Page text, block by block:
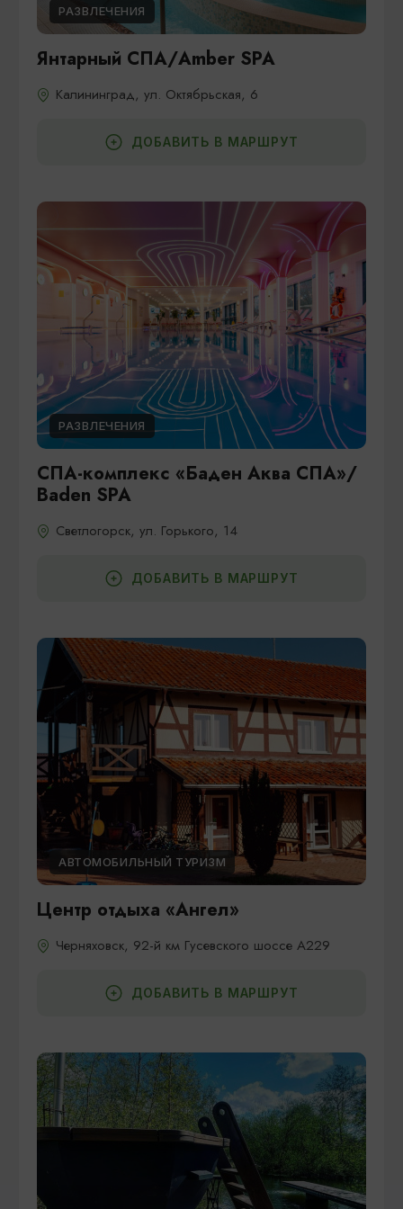
РАЗВЛЕЧЕНИЯ
Янтарный СПА/Amber SPA
Калининград, ул. Октябрьская, 6
ДОБАВИТЬ В МАРШРУТ
РАЗВЛЕЧЕНИЯ
СПА-комплекс «Баден Аква СПА»/
Baden SPA
Светлогорск, ул. Горького, 14
ДОБАВИТЬ В МАРШРУТ
АВТОМОБИЛЬНЫЙ ТУРИЗМ
Центр отдыха «Ангел»
Черняховск, 92-й км Гусевского шоссе А229
ДОБАВИТЬ В МАРШРУТ